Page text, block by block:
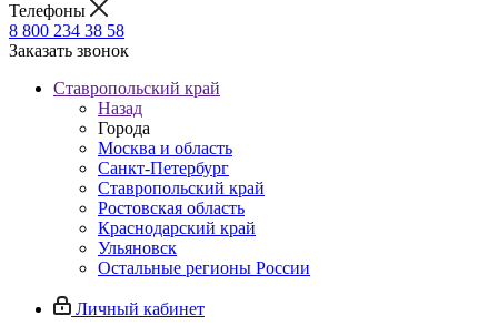
Телефоны
8 800 234 38 58
Заказать звонок
Ставропольский край
Назад
Города
Москва и область
Санкт-Петербург
Ставропольский край
Ростовская область
Краснодарский край
Ульяновск
Остальные регионы России
Личный кабинет